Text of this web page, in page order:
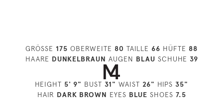
GRÖSSE 175 OBERWEITE 80 TAILLE 66 HÜFTE 88
HAARE DUNKELBRAUN AUGEN BLAU SCHUHE 39
HEIGHT 5' 9" BUST 31" WAIST 26" HIPS 35"
HAIR DARK BROWN EYES BLUE SHOES 7.5